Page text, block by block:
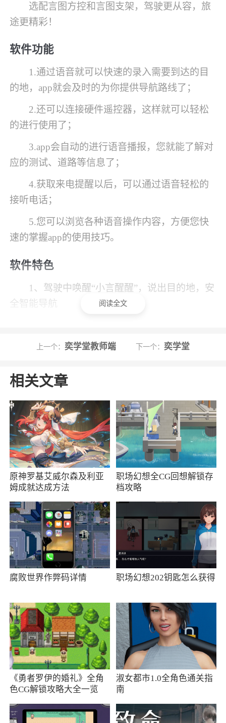
选配言图方控和言图支架，驾驶更从容，旅
途更精彩！
软件功能
1.通过语音就可以快速的录入需要到达的目
的地，app就会及时的为你提供导航路线了；
2.还可以连接硬件遥控器，这样就可以轻松
的进行使用了；
3.app会自动的进行语音播报，您就能了解对
应的测试、道路等信息了；
4.获取来电提醒以后，可以通过语音轻松的
接听电话；
5.您可以浏览各种语音操作内容，方便您快
速的掌握app的使用技巧。
软件特色
1、驾驶中唤醒“小言醒醒”，说出目的地，安
全智能导航
了，驾车就会非常的安全了
动的识别您的语音信息
4、结伴出行，多人对讲，实时共享位置
小编评价
1、言图app是一款智能导航软件，言图app能
为用户们提供语音导航服务，用户可以语音智能
操控，驾驶更安全，同时言图app还支持记录形式
要的朋友千万不要错过了
2、言图是一款为用户朋友们打造的智能驾驶
助手app，这款言图能够帮助驾驶者更好的驾驶汽
车，司机朋友们可以在驾驶的过程中通过语音与
言图对话，通过语言它能够帮助用户，不需要使
3、言图是一款非常好用的智能驾驶伴侣，导
航、驾聊、驾拍、驾听、分享五大功能合一，全
程语音不断的提醒你需要规范驾驶，让你的驾车
之旅多一份安全保障，智能化共享位置一键唤
醒，操作上手快，赶快来下载实用吧
更新日志
阅读全文
上一个： 奕学堂教师端 下一个： 奕学堂
相关文章
原神罗基艾威尔森及利亚
姆成就达成方法
职场幻想全CG回想解锁存
档攻略
腐败世界作弊码详情 职场幻想202钥匙怎么获得
《勇者罗伊的婚礼》全角
色CG解锁攻略大全一览
淑女都市1.0全角色通关指
南